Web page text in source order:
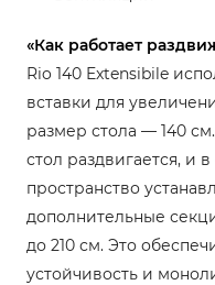
«Как работает
Rio 140 Extensibile
вставки для
размер стола — 140
стол раздвигается, и
пространство
дополнительные
до 210 см. Это
устойчивость и